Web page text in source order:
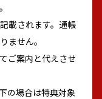
載されます。通帳
ません。
ご案内と代えさせ
の場合は特典対象